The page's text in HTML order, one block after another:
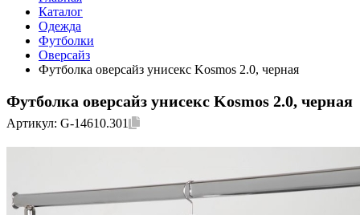
Каталог
Одежда
Футболки
Оверсайз
Футболка оверсайз унисекс Kosmos 2.0, черная
Футболка оверсайз унисекс Kosmos 2.0, черная
Артикул: G-14610.301